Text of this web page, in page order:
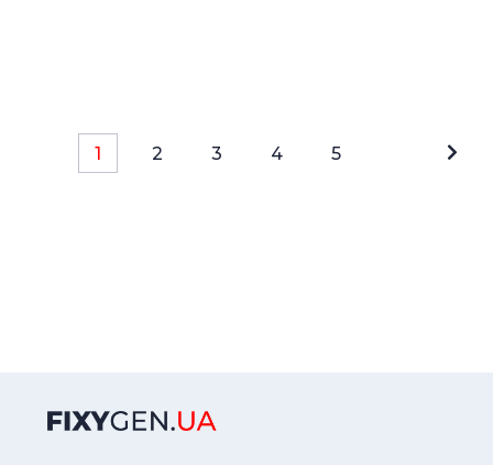
1 2 3 4 5